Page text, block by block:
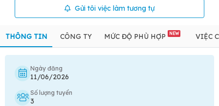
Gửi tôi việc làm tương tự
THÔNG TIN CÔNG TY MỨC ĐỘ PHÙ HỢP NEW VIỆC
Ngày đăng
11/06/2026
Số lượng tuyển
3